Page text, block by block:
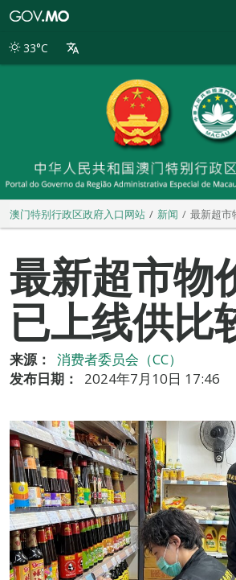
别
33°C
澳门特别行政区政府入口网站 新闻 最新超市
最新超市物
已上线供比
来源：
消费者委员会（CC）
发布日期：
2024年7月10日 17:46